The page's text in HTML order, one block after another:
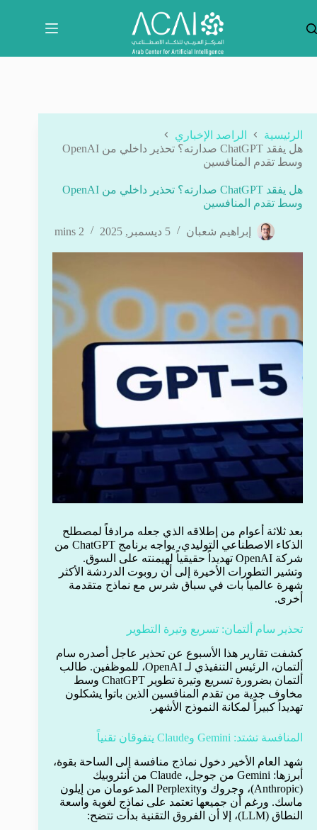
المحتوى
الرئيسية
الراصد الإخباري
هل يفقد ChatGPT صدارته؟ تحذير داخلي من OpenAI
وسط تقدم المنافسين
هل يفقد ChatGPT صدارته؟ تحذير داخلي من OpenAI
وسط تقدم المنافسين
إبراهيم شعبان 5 ديسمبر, 2025 2 mins
بعد ثلاثة أعوام من إطلاقه الذي جعله مرادفاً لمصطلح
الذكاء الاصطناعي التوليدي، يواجه برنامج ChatGPT من
شركة OpenAI تهديداً حقيقياً لهيمنته على السوق.
وتشير التطورات الأخيرة إلى أن روبوت الدردشة الأكثر
شهرة عالمياً بات في سباق شرس مع نماذج متقدمة
أخرى.
تحذير سام ألتمان: تسريع وتيرة التطوير
كشفت تقارير هذا الأسبوع عن تحذير عاجل أصدره سام
ألتمان، الرئيس التنفيذي لـ OpenAI، للموظفين. طالب
ألتمان بضرورة تسريع وتيرة تطوير ChatGPT وسط
مخاوف جدية من تقدم المنافسين الذين باتوا يشكلون
تهديداً كبيراً لمكانة النموذج الأشهر.
المنافسة تشتد: Gemini وClaude يتفوقان تقنياً
شهد العام الأخير دخول نماذج منافسة إلى الساحة بقوة،
أبرزها: Gemini من جوجل، Claude من أنثروبيك
(Anthropic)، وجروك وPerplexity المدعومان من إيلون
ماسك. ورغم أن جميعها تعتمد على نماذج لغوية واسعة
النطاق (LLM)، إلا أن الفروق التقنية بدأت تتضح: